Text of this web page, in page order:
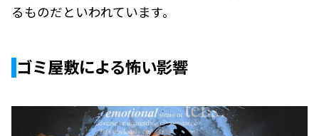
るものだといわれています。
ゴミ屋敷による怖い影響